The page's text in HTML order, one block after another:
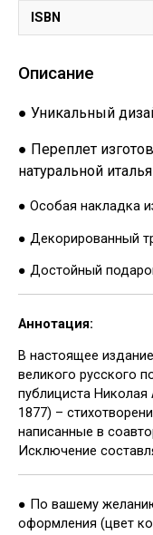
ISBN
Описание
● Уникальный
● Переплет
натуральной
● Особая накладка
● Декорированный
● Достойный
Аннотация:
В настоящее
великого русского
публициста
1877) –
написанные в
Исключение
● По вашему
оформления (цвет